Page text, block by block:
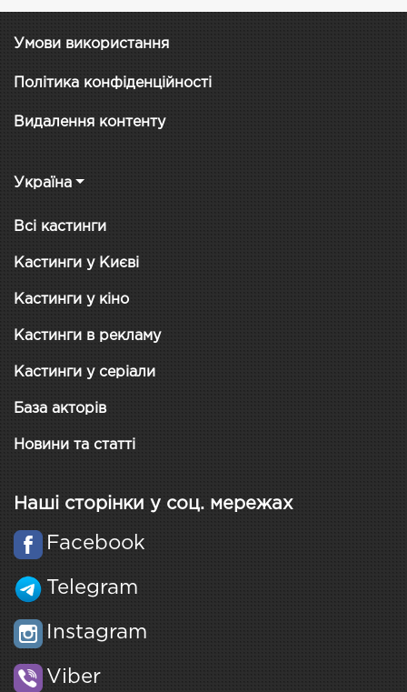
Умови використання
Політика конфіденційності
Видалення контенту
Україна
Всі кастинги
Кастинги у Києві
Кастинги у кіно
Кастинги в рекламу
Кастинги у серіали
База акторів
Новини та статті
Наші сторінки у соц. мережах
Facebook
Telegram
Instagram
Viber